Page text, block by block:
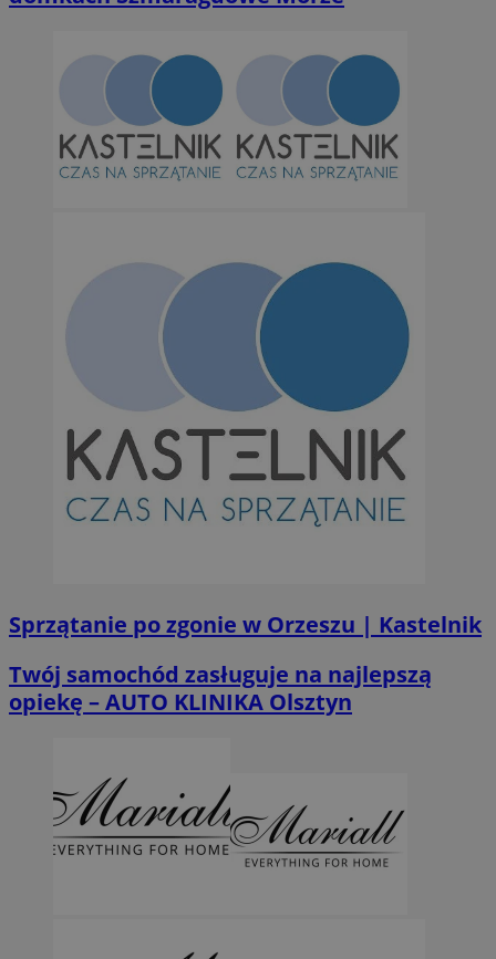
Sprzątanie po zgonie w Orzeszu | Kastelnik
Twój samochód zasługuje na najlepszą
opiekę – AUTO KLINIKA Olsztyn